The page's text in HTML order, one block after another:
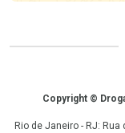
CopyrightCopyright ©
Rio de Janeiro - RJ: Rua